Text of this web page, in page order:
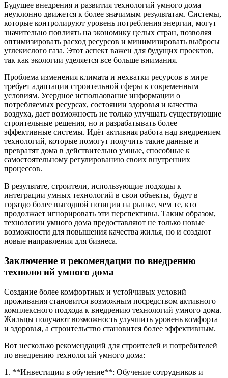
Будущее внедрения и развития технологий умного дома
неуклонно движется к более значимым результатам. Системы,
которые контролируют уровень потребления энергии, могут
значительно повлиять на экономику целых стран, позволяя
оптимизировать расход ресурсов и минимизировать выбросы
углекислого газа. Этот аспект важен для будущих проектов,
так как экологии уделяется все больше внимания.
Проблема изменения климата и нехватки ресурсов в мире
требует адаптации строительной сферы к современным
условиям. Усердное использование информации о
потребляемых ресурсах, состоянии здоровья и качества
воздуха, дает возможность не только улучшать существующие
строительные решения, но и разрабатывать более
эффективные системы. Идёт активная работа над внедрением
технологий, которые помогут получить такие данные и
превратят дома в действительно умные, способные к
самостоятельному регулированию своих внутренних
процессов.
В результате, строители, использующие подходы к
интеграции умных технологий в свои объекты, будут в
гораздо более выгодной позиции на рынке, чем те, кто
продолжает игнорировать эти перспективы. Таким образом,
технологии умного дома предоставляют не только новые
возможности для повышения качества жилья, но и создают
новые направления для бизнеса.
Заключение и рекомендации по внедрению
технологий умного дома
Создание более комфортных и устойчивых условий
проживания становится возможным посредством активного
комплексного подхода к внедрению технологий умного дома.
Жильцы получают возможность улучшить уровень комфорта
и здоровья, а строительство становится более эффективным.
Вот несколько рекомендаций для строителей и потребителей
по внедрению технологий умного дома:
1. **Инвестиции в обучение**: Обучение сотрудников и